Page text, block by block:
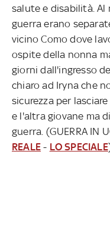
salute e disabilità.
guerra erano
vicino Como dove
ospite della nonna
giorni dall'ingresso
chiaro ad Iryna che
sicurezza per
e l'altra giovane ma
guerra. (GUERRA IN
REALE - LO SPECIALE